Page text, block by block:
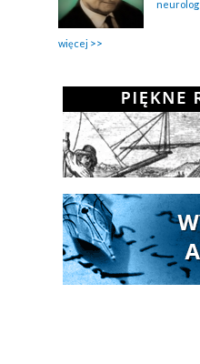
neurolog
więcej